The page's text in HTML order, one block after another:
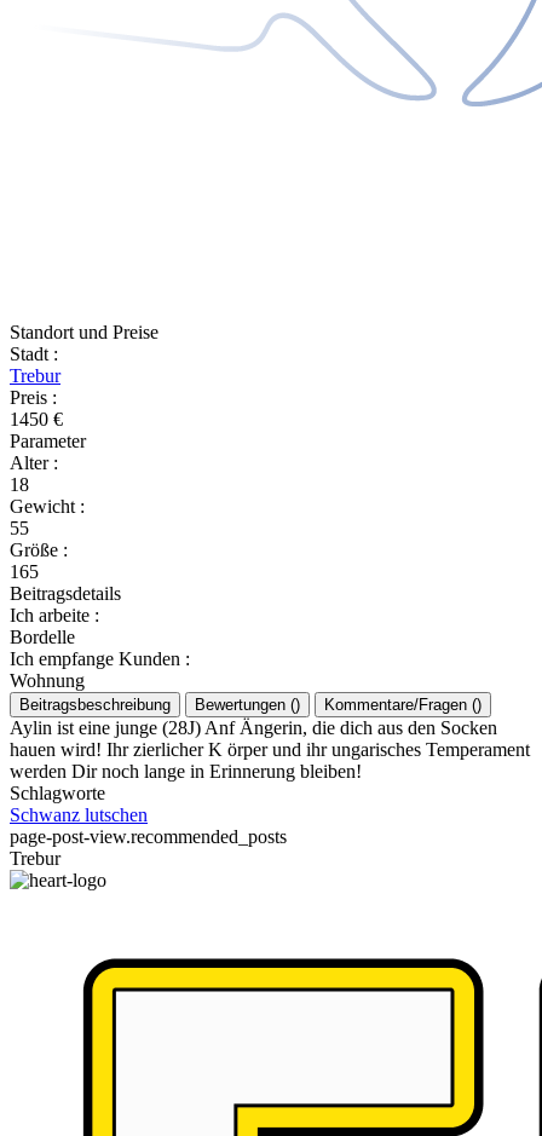
Standort und Preise
Stadt :
Trebur
Preis :
1450 €
Parameter
Alter :
18
Gewicht :
55
Größe :
165
Beitragsdetails
Ich arbeite :
Bordelle
Ich empfange Kunden :
Wohnung
Beitragsbeschreibung Bewertungen () Kommentare/Fragen ()
Aylin ist eine junge (28J) Anf Ängerin, die dich aus den Socken
hauen wird! Ihr zierlicher K örper und ihr ungarisches Temperament
werden Dir noch lange in Erinnerung bleiben!
Schlagworte
Schwanz lutschen
page-post-view.recommended_posts
Trebur